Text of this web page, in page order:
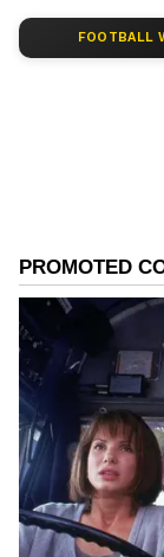
ఏళ్ల భార్య
FOOTBALL